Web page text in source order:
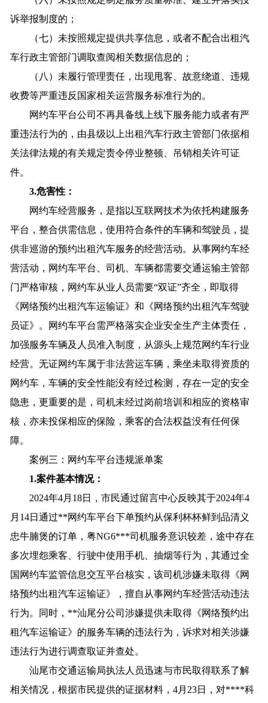
诉举报制度的；
（七）未按照规定提供共享信息，或者不配合出租汽
车行政主管部门调取查阅相关数据信息的；
（八）未履行管理责任，出现甩客、故意绕道、违规
收费等严重违反国家相关运营服务标准行为的。
网约车平台公司不再具备线上线下服务能力或者有严
重违法行为的，由县级以上出租汽车行政主管部门依据相
关法律法规的有关规定责令停业整顿、吊销相关许可证
件。
3.危害性：
网约车经营服务，是指以互联网技术为依托构建服务
平台，整合供需信息，使用符合条件的车辆和驾驶员，提
供非巡游的预约出租汽车服务的经营活动。从事网约车经
营活动，网约车平台、司机、车辆都需要交通运输主管部
门严格审核，网约车从业人员需要“双证”齐全，即取得
《网络预约出租汽车运输证》和《网络预约出租汽车驾驶
员证》。网约车平台需严格落实企业安全生产主体责任，
加强服务车辆及人员准入制度，从源头上规范网约车行业
经营。无证网约车属于非法营运车辆，乘坐未取得资质的
网约车，车辆的安全性能没有经过检测，存在一定的安全
隐患，更重要的是，司机未经过岗前培训和相应的资格审
核，亦未投保相应的保险，乘客的合法权益没有任何保
障。
案例三：网约车平台违规派单案
1.案件基本情况：
2024年4月18日，市民通过留言中心反映其于2024年4
月14日通过**网约车平台下单预约从保利杯杯鲜到品清义
忠牛腩煲的订单，粤NG6***司机服务意识较差，途中存在
多次埋怨乘客、行驶中使用手机、抽烟等行为，其通过全
国网约车监管信息交互平台核实，该司机涉嫌未取得《网
络预约出租汽车运输证》，擅自从事网约车经营活动违法
行为。同时，**汕尾分公司涉嫌提供未取得《网络预约出
租汽车运输证》的服务车辆的违法行为，诉求对相关涉嫌
违法行为进行调查取证并查处。
汕尾市交通运输局执法人员迅速与市民取得联系了解
相关情况，根据市民提供的证据材料，4月23日，对****科